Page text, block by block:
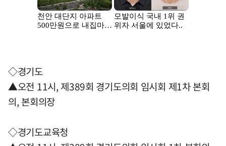
◇경기도
▲오전 11시, 제389회 경기도의회 임시회 제1차 본회
의, 본회의장
◇경기도교육청